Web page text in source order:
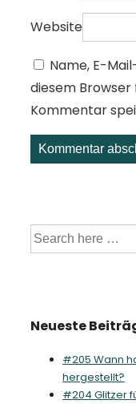
Website
Name, E-
diesem
Kommentar
Suche
nach:
Neueste
#205 Wann
hergestellt?
#204 Glitzer